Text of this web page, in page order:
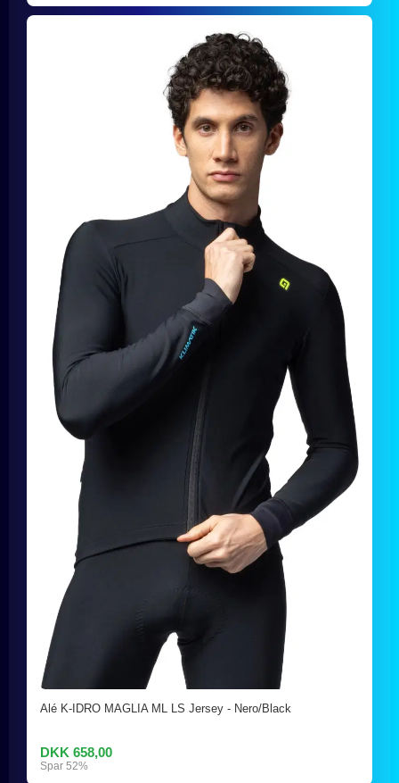
Alé K-IDRO MAGLIA ML LS Jersey - Nero/Black
DKK 658,00
Spar 52%